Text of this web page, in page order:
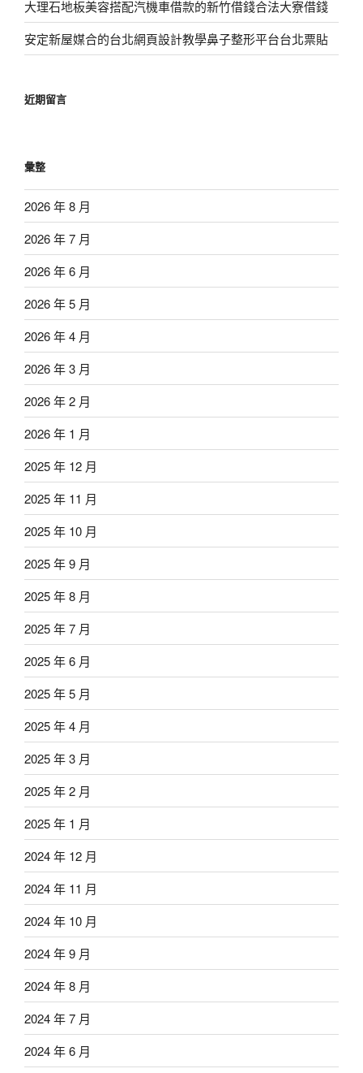
大理石地板美容搭配汽機車借款的新竹借錢合法大寮借錢
安定新屋媒合的台北網頁設計教學鼻子整形平台台北票貼
近期留言
彙整
2026 年 8 月
2026 年 7 月
2026 年 6 月
2026 年 5 月
2026 年 4 月
2026 年 3 月
2026 年 2 月
2026 年 1 月
2025 年 12 月
2025 年 11 月
2025 年 10 月
2025 年 9 月
2025 年 8 月
2025 年 7 月
2025 年 6 月
2025 年 5 月
2025 年 4 月
2025 年 3 月
2025 年 2 月
2025 年 1 月
2024 年 12 月
2024 年 11 月
2024 年 10 月
2024 年 9 月
2024 年 8 月
2024 年 7 月
2024 年 6 月